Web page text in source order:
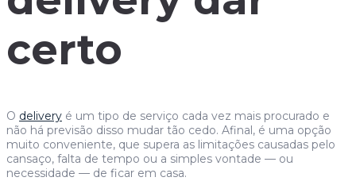
certo
O delivery é um tipo de serviço cada vez mais procurado e
não há previsão disso mudar tão cedo. Afinal, é uma opção
muito conveniente, que supera as limitações causadas pelo
cansaço, falta de tempo ou a simples vontade — ou
necessidade — de ficar em casa.